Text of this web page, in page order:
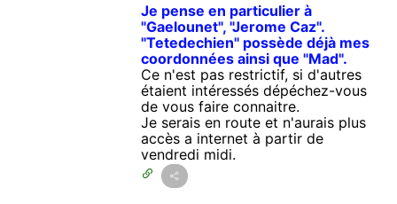
Je pense en particulier à
"Gaelounet", "Jerome Caz".
"Tetedechien" possède déjà mes
coordonnées ainsi que "Mad".
Ce n'est pas restrictif, si d'autres
étaient intéressés dépéchez-vous
de vous faire connaitre.
Je serais en route et n'aurais plus
accès a internet à partir de
vendredi midi.